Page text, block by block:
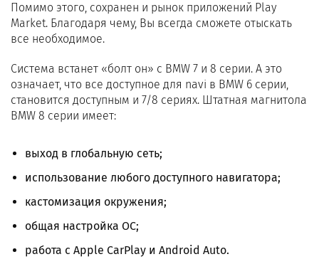
Помимо этого, сохранен и рынок приложений Play
Market. Благодаря чему, Вы всегда сможете отыскать
все необходимое.
Система встанет «болт он» с BMW 7 и 8 серии. А это
означает, что все доступное для navi в BMW 6 серии,
становится доступным и 7/8 сериях. Штатная магнитола
BMW 8 серии имеет:
выход в глобальную сеть;
использование любого доступного навигатора;
кастомизация окружения;
общая настройка ОС;
работа с Apple CarPlay и Android Auto.